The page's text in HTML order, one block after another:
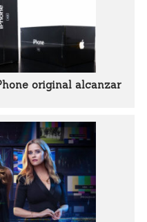
original alcanzar